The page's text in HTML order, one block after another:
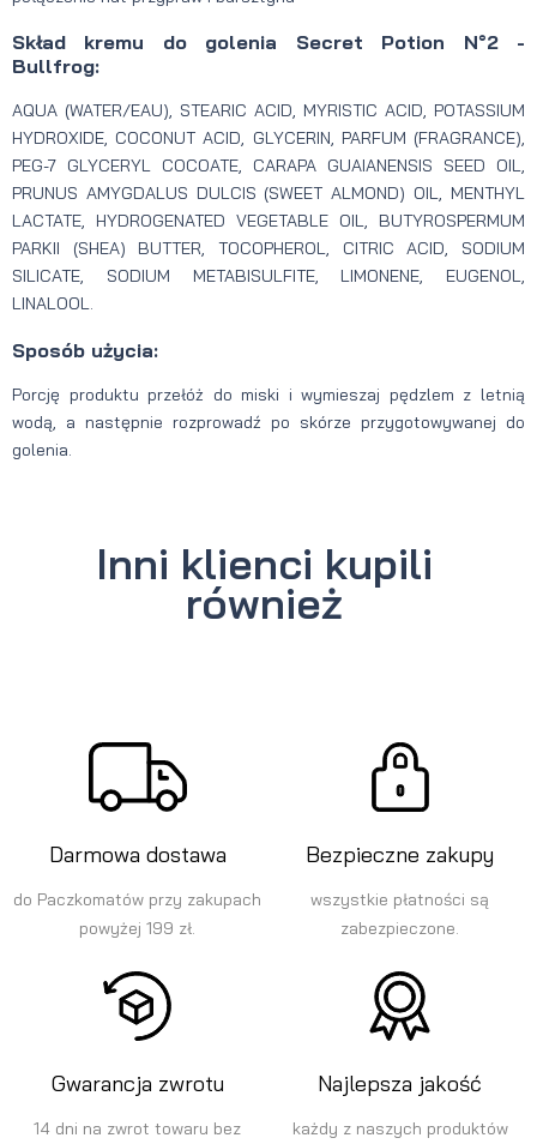
Skład kremu do golenia Secret Potion N°2 -
Bullfrog:
AQUA (WATER/EAU), STEARIC ACID, MYRISTIC ACID, POTASSIUM
HYDROXIDE, COCONUT ACID, GLYCERIN, PARFUM (FRAGRANCE),
PEG-7 GLYCERYL COCOATE, CARAPA GUAIANENSIS SEED OIL,
PRUNUS AMYGDALUS DULCIS (SWEET ALMOND) OIL, MENTHYL
LACTATE, HYDROGENATED VEGETABLE OIL, BUTYROSPERMUM
PARKII (SHEA) BUTTER, TOCOPHEROL, CITRIC ACID, SODIUM
SILICATE, SODIUM METABISULFITE, LIMONENE, EUGENOL,
LINALOOL.
Sposób użycia:
Porcję produktu przełóż do miski i wymieszaj pędzlem z letnią
wodą, a następnie rozprowadź po skórze przygotowywanej do
golenia.
Inni klienci kupili
również
Darmowa dostawa
do Paczkomatów przy zakupach
powyżej 199 zł.
Bezpieczne zakupy
wszystkie płatności są
zabezpieczone.
Gwarancja zwrotu
14 dni na zwrot towaru bez
Najlepsza jakość
każdy z naszych produktów